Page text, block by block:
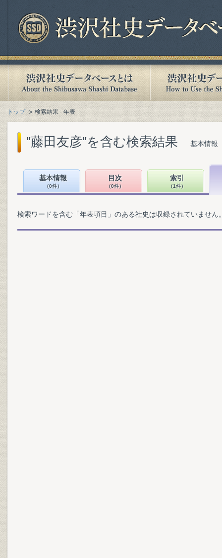
トップ 検索結果 - 年表
"藤田友彦"を含む検索結果 基本情報
基本情報
（0件）
目次
（0件）
索引
（1件）
検索ワードを含む「年表項目」のある社史は収録されていません